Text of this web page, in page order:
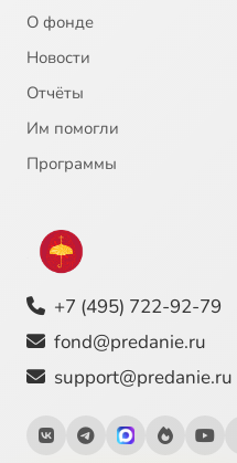
О фонде
Новости
Отчёты
Им помогли
Программы
+7 (495) 722-92-79
fond@predanie.ru
support@predanie.ru